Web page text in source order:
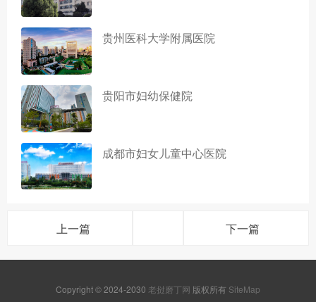
贵州医科大学附属医院
贵阳市妇幼保健院
成都市妇女儿童中心医院
上一篇 下一篇
Copyright © 2024-2030 老挝磨丁网 版权所有 SiteMap